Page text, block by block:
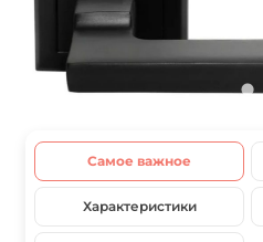
Самое важное
Характеристики